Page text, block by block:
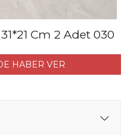
Cm 2 Adet 030
HABER VER